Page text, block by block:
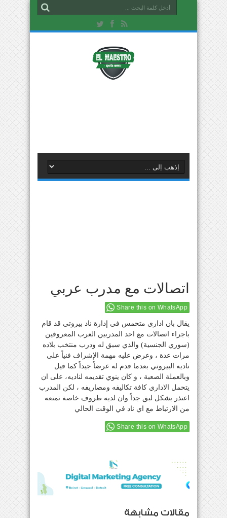
اتصالات مع مدرب عربي
Share this on WhatsApp
يقال بان اداري متحمس في إدارة ناد بيروتي قد قام
باجراء اتصالات مع احد المدربين العرب المعروفين
(سوري الجنسية) والذي سبق له ودرب منتخب بلاده
مرات عدة ، وعرض عليه مهمة الإشراف فنياً على
ناديه البيروتي بعدما قدم له عرضاً جيداً كما قيل
وبالعملة الصعبة ، و كان ينوي تقديمه لناديه، على ان
يتحمل الاداري كافة تكاليفه ومصاريفه ، لكن المدرب
اعتذر بشكل لبق جداً وان لديه ظروف خاصة تمنعه
من الارتباط مع اي ناد في الوقت الحالي
Share this on WhatsApp
مقالات مشابهة